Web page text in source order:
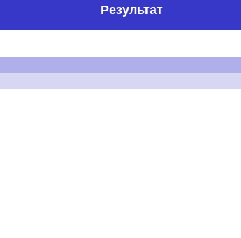
Результат